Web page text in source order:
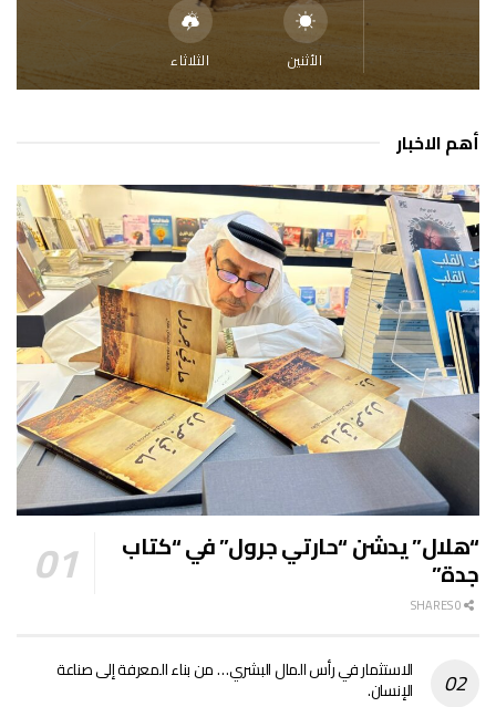
الأثنين الثلاثاء
أهم الاخبار
“هلال” يدشن “حارتي جرول” في “كتاب
جدة”
الاستثمار في رأس المال البشري… من بناء المعرفة إلى صناعة
الإنسان.